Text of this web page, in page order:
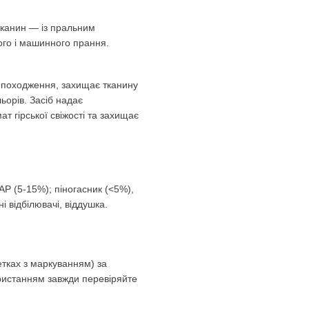
— із пральним
і машинного прання.
походження, захищає тканину
Засіб надає
гірської свіжості та захищає
(5-15%); піногасник (<5%),
віддушка.
з маркуванням) за
завжди перевіряйте